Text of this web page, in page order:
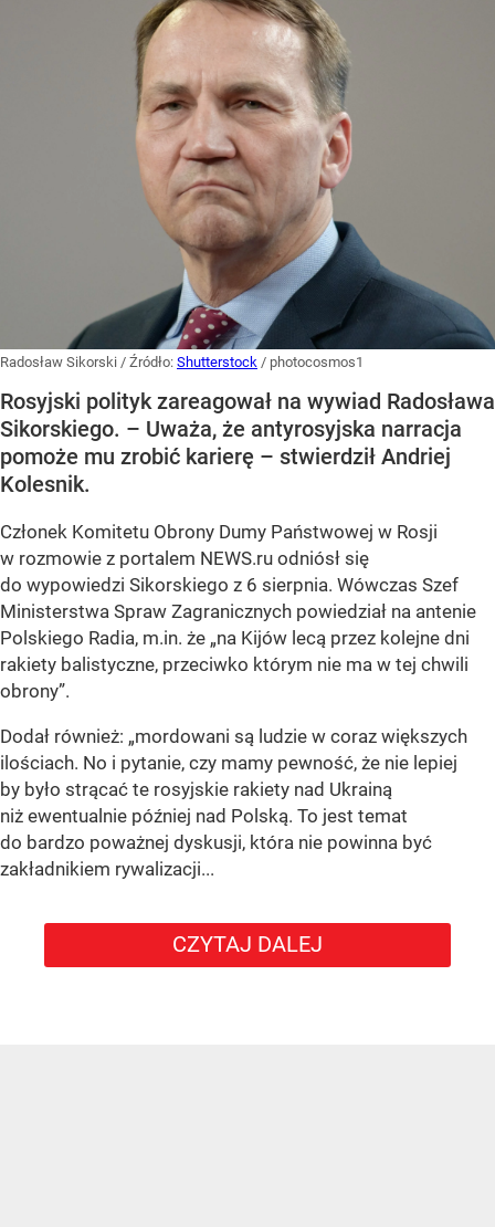
Radosław Sikorski / Źródło: Shutterstock / photocosmos1
Rosyjski polityk zareagował na wywiad Radosława
Sikorskiego. – Uważa, że antyrosyjska narracja
pomoże mu zrobić karierę – stwierdził Andriej
Kolesnik.
Członek Komitetu Obrony Dumy Państwowej w Rosji
w rozmowie z portalem NEWS.ru odniósł się
do wypowiedzi Sikorskiego z 6 sierpnia. Wówczas Szef
Ministerstwa Spraw Zagranicznych powiedział na antenie
Polskiego Radia, m.in. że „na Kijów lecą przez kolejne dni
rakiety balistyczne, przeciwko którym nie ma w tej chwili
obrony”.
Dodał również: „mordowani są ludzie w coraz większych
ilościach. No i pytanie, czy mamy pewność, że nie lepiej
by było strącać te rosyjskie rakiety nad Ukrainą
niż ewentualnie później nad Polską. To jest temat
do bardzo poważnej dyskusji, która nie powinna być
zakładnikiem rywalizacji...
CZYTAJ DALEJ